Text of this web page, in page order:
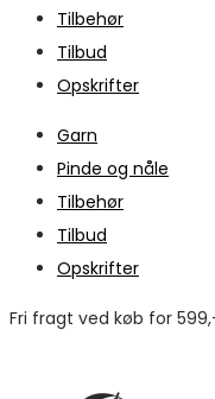
Tilbehør
Tilbud
Opskrifter
Garn
Pinde og nåle
Tilbehør
Tilbud
Opskrifter
Fri fragt ved køb for